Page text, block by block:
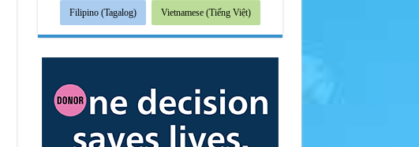
Filipino (Tagalog) Vietnamese (Tiếng Việt)